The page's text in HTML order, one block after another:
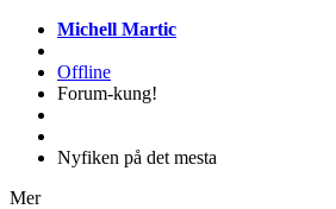
Michell Martic
Offline
Forum-kung!
Nyfiken på det mesta
Mer